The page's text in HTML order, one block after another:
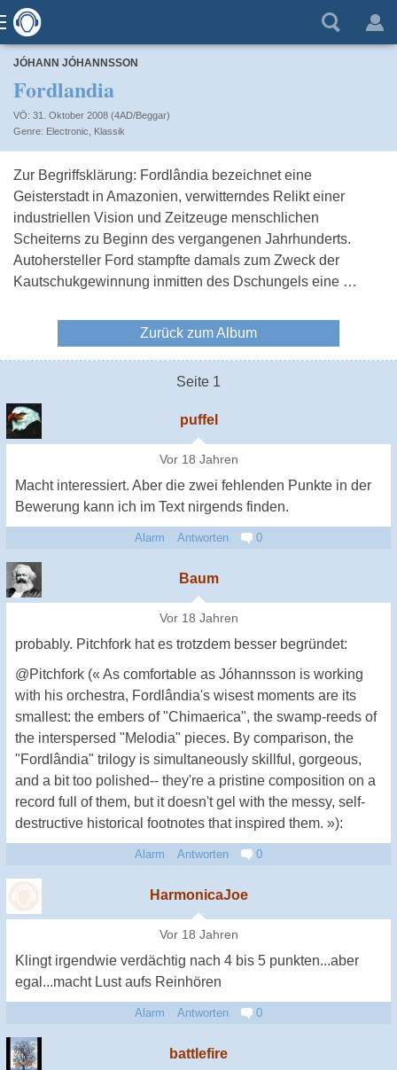
JÓHANN JÓHANNSSON
Fordlandia
VÖ: 31. Oktober 2008 (4AD/Beggar)
Electronic
Klassik
Zur Begriffsklärung: Fordlândia bezeichnet eine
Geisterstadt in Amazonien, verwitterndes Relikt einer
industriellen Vision und Zeitzeuge menschlichen
Scheiterns zu Beginn des vergangenen Jahrhunderts.
Autohersteller Ford stampfte damals zum Zweck der
Kautschukgewinnung inmitten des Dschungels eine …
Zurück zum Album
Seite 1
puffel
Vor 18 Jahren
Macht interessiert. Aber die zwei fehlenden Punkte in der
Bewerung kann ich im Text nirgends finden.
Alarm Antworten 0
Baum
Vor 18 Jahren
probably. Pitchfork hat es trotzdem besser begründet:
@Pitchfork (« As comfortable as Jóhannsson is working
with his orchestra, Fordlândia's wisest moments are its
smallest: the embers of "Chimaerica", the swamp-reeds of
the interspersed "Melodia" pieces. By comparison, the
"Fordlândia" trilogy is simultaneously skillful, gorgeous,
and a bit too polished-- they're a pristine composition on a
record full of them, but it doesn't gel with the messy, self-
destructive historical footnotes that inspired them. »):
Alarm Antworten 0
HarmonicaJoe
Vor 18 Jahren
Klingt irgendwie verdächtig nach 4 bis 5 punkten...aber
egal...macht Lust aufs Reinhören
Alarm Antworten 0
battlefire